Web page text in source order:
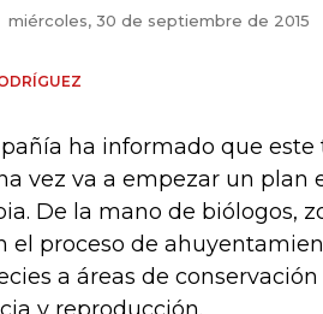
miércoles, 30 de septiembre de 2015
ha informado que
vez va a empezar un plan
De la mano de biólogos,
el proceso de
a áreas de